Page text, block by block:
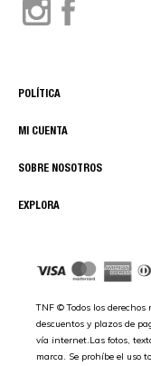
EXPLORA
SOBRE NOSOTROS
MI CUENTA
POLÍTICA
TNF © Todos los derechos
descuentos y plazos de
vía internet.Las fotos,
marca. Se prohíbe el uso